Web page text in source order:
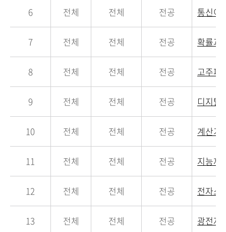
6 전체 전체 전공 통신이
7 전체 전체 전공 확률과
8 전체 전체 전공 고주파
9 전체 전체 전공 디지탈
10 전체 전체 전공 계산기
11 전체 전체 전공 지능제
12 전체 전체 전공 전자소
13 전체 전체 전공 광전자